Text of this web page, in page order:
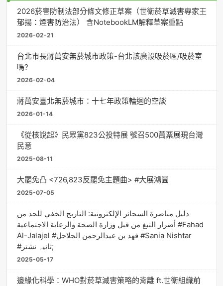
2026菸害防制法部分條文修正草案（世衛菸草減害專家王
郁揚：煙害防治法） 含NotebookLM解釋草案重點
2026-02-21
台北市長蔣萬安無菸城市政策-台北該廣設吸菸區/吸菸室
嗎?
2026-02-04
蔣萬安臺北無菸城市：十七年政策輪迴的空談
2026-01-14
《從核說起》民眾黨823公投特展 號召500萬票展現台灣
民意
2025-08-11
大罷免凸 <726,823反罷免主題曲> #大展鴻圖
2025-07-05
دليل مناصرة السجائر الإلكترونية: التاريخ الخفي للحد من
أضرار التبغ من قبل وزارة الصحة والرعاية الاجتماعية #Fahad
Al-Jalajel #فهد بن عبدالرحمن الجلاجل #Sania Nishtar
#ثانیہ نشتر;
2025-05-17
邊緣化科學：WHO對菸草減害策略的背離 ft.世衛組織前